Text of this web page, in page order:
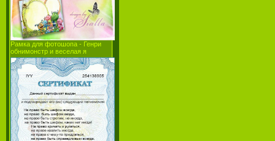
Рамка для фотошопа - Генри
обнимонстр и веселая я